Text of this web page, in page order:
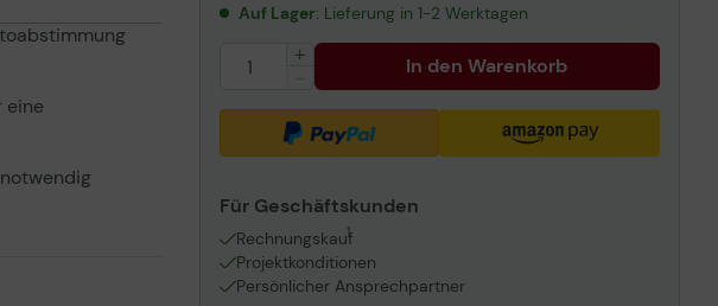
eine
Auf Lager: Lieferung in 1-2 Werktagen
In den Warenkorb
Für Geschäftskunden
Rechnungskauf
1
Projektkonditionen
Persönlicher Ansprechpartner